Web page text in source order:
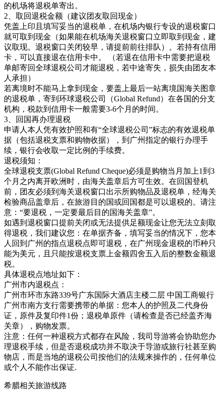
的机场将退税单寄出。
2、取回退税金额（建议团友取回现金）
凭盖上印且填写妥当的退税单，在机场内银行专设的退税窗口
就可取到现金（如果能在机场海关退税窗口立即取到现金，建
议取现。退税窗口关闭较早，请提前前往排队）。若持有信用
卡，可以直接退在信用卡中。 （若退在信用卡中需要把退税
单邮寄回全球退税公司才能退税，若中途寄失，损失由团友本
人承担）
若离境时不能马上拿到现金，要盖上最后一站离境国海关图章
的退税单，寄到环球退税公司（Global Refund）在各国的分支
机构，税款到信用卡一般需要3-6个月的时间。
3、回国再办理退税
申请人本人凭有效护照和有“全球退税公司”标志的有效退税单
据（包括退税支票和购物收据），到广州指定的银行办理手
续，银行会收取一定比例的手续费。
退税须知：
全球退税支票(Global Refund Cheque)必须是购物当月加上1到3
个月之内离开欧洲时，由海关盖章后方可生效。在回国登机
前，团友必须到海关退税窗口出示所购物品及退税单，经海关
检验商品盖章后，在旅游目的国或回国都是可以退税的。请注
意：“要退税，一定要最后目的国海关盖章”。
如遇到退税窗口提前关闭或无法提供足额现金让您无法立刻取
得退税，我们建议您：在单据齐备，填写妥当的情况下，您本
人回到广州的指点退税点即可退税，在广州现金退税的币种只
能为美元，且只能按退税支票上金额四舍五入后的整数金额退
税。
具体退税点地址如下：
广州市内退税点：
广州市环市东路339号广东国际大酒店主楼二层 中国工商银行
广州市南方支行需要携带的单据：您本人的护照及二代身份
证，原件及复印件1份；退税单原件（请检查是否已经盖齐海
关章），购物发票。
注意：任何一种退税方式都存在风险，我司导游将会协助您办
理退税手续，但是否退税成功并不取决于导游或旅行社甚至购
物店，而是当地的退税公司按他们的法规来操作的，任何单位
或个人不能作出保证.
希腊相关旅游线路